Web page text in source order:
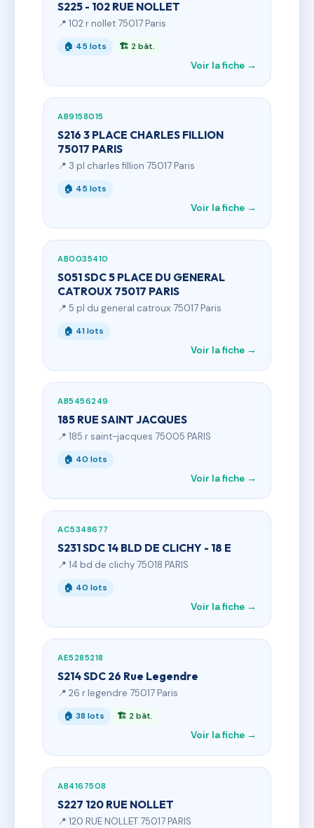
S225 - 102 RUE NOLLET
📍 102 r nollet 75017 Paris
🏠 45 lots 🏗 2 bât.
Voir la fiche →
AB9158015
S216 3 PLACE CHARLES FILLION
75017 PARIS
📍 3 pl charles fillion 75017 Paris
🏠 45 lots
Voir la fiche →
AB0035410
S051 SDC 5 PLACE DU GENERAL
CATROUX 75017 PARIS
📍 5 pl du general catroux 75017 Paris
🏠 41 lots
Voir la fiche →
AB5456249
185 RUE SAINT JACQUES
📍 185 r saint-jacques 75005 PARIS
🏠 40 lots
Voir la fiche →
AC5348677
S231 SDC 14 BLD DE CLICHY - 18 E
📍 14 bd de clichy 75018 PARIS
🏠 40 lots
Voir la fiche →
AE5285218
S214 SDC 26 Rue Legendre
📍 26 r legendre 75017 Paris
🏠 38 lots 🏗 2 bât.
Voir la fiche →
AB4167508
S227 120 RUE NOLLET
📍 120 RUE NOLLET 75017 PARIS